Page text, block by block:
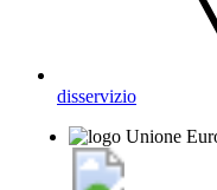
disservizio